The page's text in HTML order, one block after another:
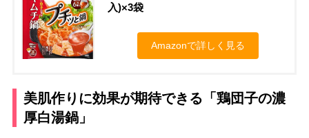
入)×3袋
Amazonで詳しく見る
美肌作りに効果が期待できる「鶏団子の濃
厚白湯鍋」